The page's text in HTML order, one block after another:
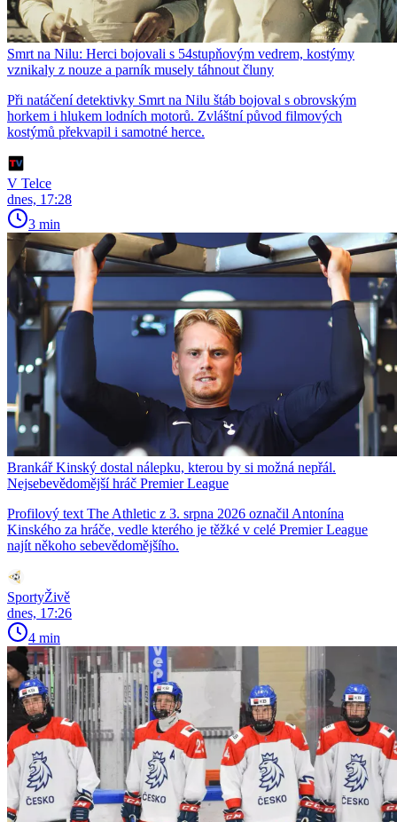
Smrt na Nilu: Herci bojovali s 54stupňovým vedrem, kostýmy
vznikaly z nouze a parník musely táhnout čluny
Při natáčení detektivky Smrt na Nilu štáb bojoval s obrovským
horkem i hlukem lodních motorů. Zvláštní původ filmových
kostýmů překvapil i samotné herce.
V Telce
dnes, 17:28
3 min
Brankář Kinský dostal nálepku, kterou by si možná nepřál.
Nejsebevědomější hráč Premier League
Profilový text The Athletic z 3. srpna 2026 označil Antonína
Kinského za hráče, vedle kterého je těžké v celé Premier League
najít někoho sebevědomějšího.
SportyŽivě
dnes, 17:26
4 min